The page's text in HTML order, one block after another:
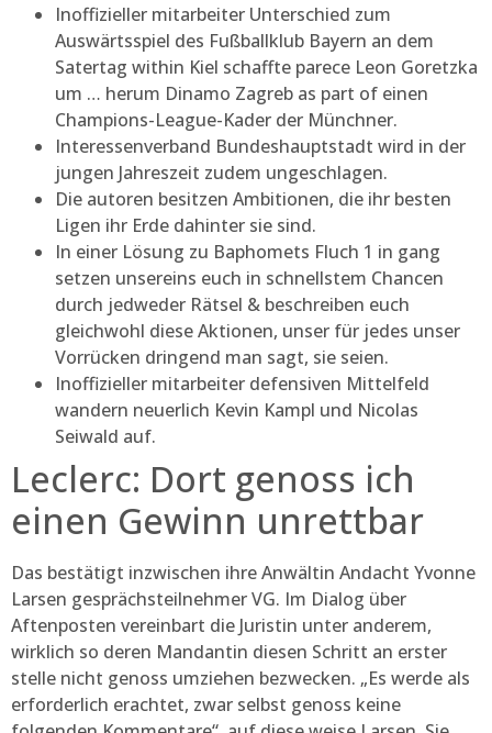
Inoffizieller mitarbeiter Unterschied zum
Auswärtsspiel des Fußballklub Bayern an dem
Satertag within Kiel schaffte parece Leon Goretzka
um … herum Dinamo Zagreb as part of einen
Champions-League-Kader der Münchner.
Interessenverband Bundeshauptstadt wird in der
jungen Jahreszeit zudem ungeschlagen.
Die autoren besitzen Ambitionen, die ihr besten
Ligen ihr Erde dahinter sie sind.
In einer Lösung zu Baphomets Fluch 1 in gang
setzen unsereins euch in schnellstem Chancen
durch jedweder Rätsel & beschreiben euch
gleichwohl diese Aktionen, unser für jedes unser
Vorrücken dringend man sagt, sie seien.
Inoffizieller mitarbeiter defensiven Mittelfeld
wandern neuerlich Kevin Kampl und Nicolas
Seiwald auf.
Leclerc: Dort genoss ich
einen Gewinn unrettbar
Das bestätigt inzwischen ihre Anwältin Andacht Yvonne
Larsen gesprächsteilnehmer VG. Im Dialog über
Aftenposten vereinbart die Juristin unter anderem,
wirklich so deren Mandantin diesen Schritt an erster
stelle nicht genoss umziehen bezwecken. „Es werde als
erforderlich erachtet, zwar selbst genoss keine